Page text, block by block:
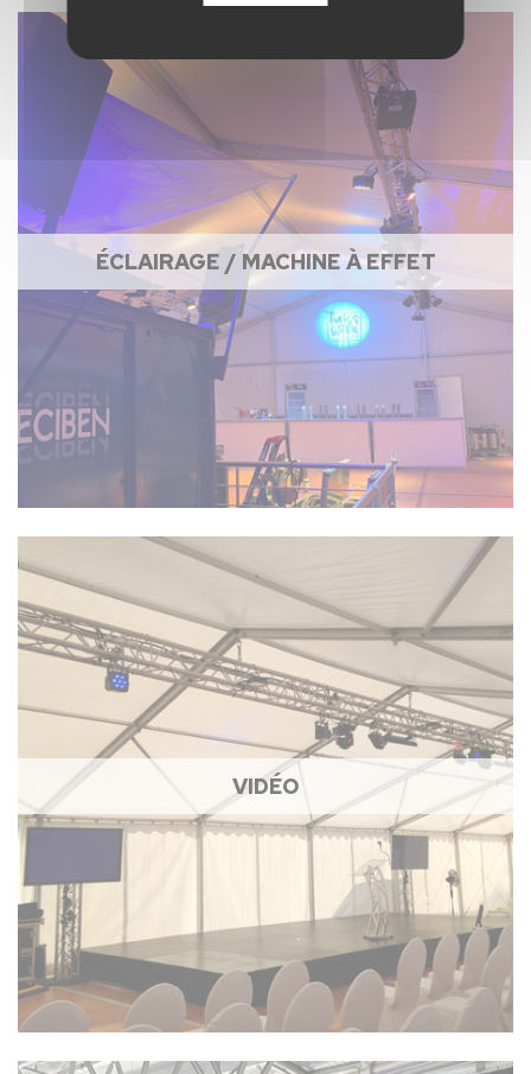
ÉCLAIRAGE / MACHINE À EFFET
VIDÉO